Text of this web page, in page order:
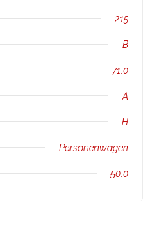
215
B
71.0
A
H
Personenwagen
50.0